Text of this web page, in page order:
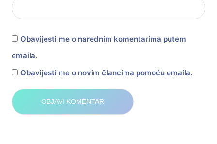
Obavijesti me o narednim komentarima putem
emaila.
Obavijesti me o novim člancima pomoću emaila.